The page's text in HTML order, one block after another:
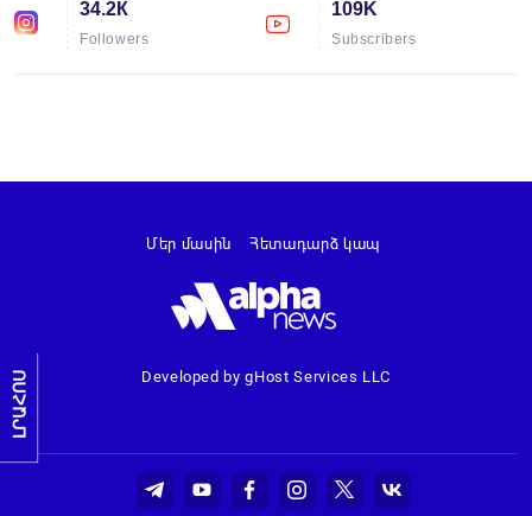
34.2К
Followers
109K
Subscribers
ԼՐԱՀՈՍ Developed by gHost Services LLC
Մեր մասին Հետադարձ կապ